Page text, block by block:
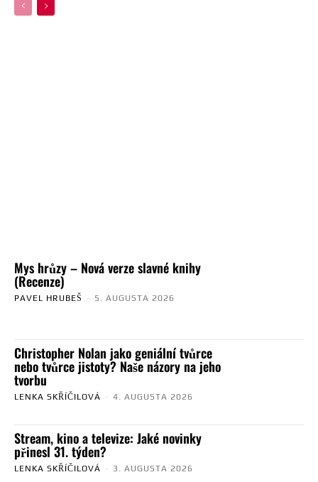
Mys hrůzy – Nová verze slavné knihy
(Recenze)
PAVEL HRUBEŠ - 5. AUGUSTA 2026
Christopher Nolan jako geniální tvůrce
nebo tvůrce jistoty? Naše názory na jeho
tvorbu
LENKA SKŘÍČILOVÁ - 4. AUGUSTA 2026
Stream, kino a televize: Jaké novinky
přinesl 31. týden?
LENKA SKŘÍČILOVÁ - 3. AUGUSTA 2026